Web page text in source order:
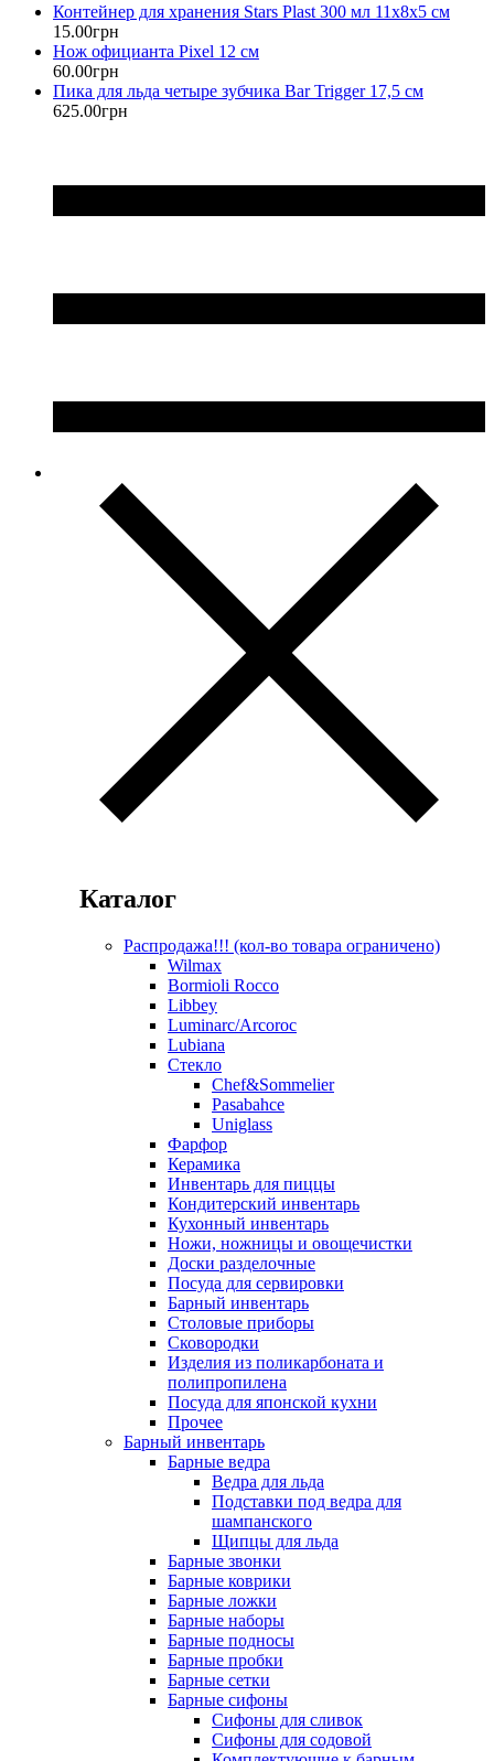
Контейнер для хранения Stars Plast 300 мл 11х8х5 см
15.00грн
Нож официанта Pixel 12 см
60.00грн
Пика для льда четыре зубчика Bar Trigger 17,5 см
625.00грн
Каталог
Распродажа!!! (кол-во товара ограничено)
Wilmax
Bormioli Rocco
Libbey
Luminarc/Arcoroc
Lubiana
Стекло
Chef&Sommelier
Pasabahce
Uniglass
Фарфор
Керамика
Инвентарь для пиццы
Кондитерский инвентарь
Кухонный инвентарь
Ножи, ножницы и овощечистки
Доски разделочные
Посуда для сервировки
Барный инвентарь
Столовые приборы
Сковородки
Изделия из поликарбоната и
полипропилена
Посуда для японской кухни
Прочее
Барный инвентарь
Барные ведра
Ведра для льда
Подставки под ведра для
шампанского
Щипцы для льда
Барные звонки
Барные коврики
Барные ложки
Барные наборы
Барные подносы
Барные пробки
Барные сетки
Барные сифоны
Сифоны для сливок
Сифоны для содовой